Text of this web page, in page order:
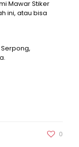
Mawar Stiker
ini, atau bisa
Serpong,
0